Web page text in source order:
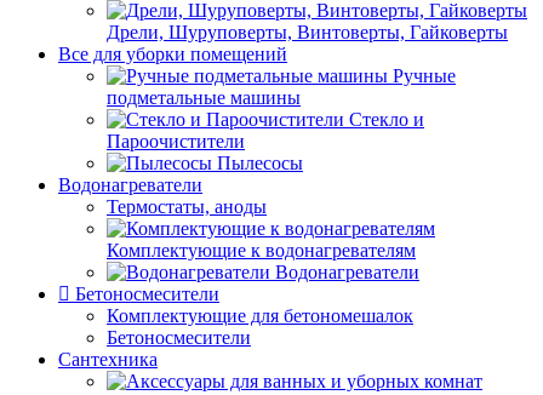
Дрели, Шуруповерты, Винтоверты, Гайковерты
Все для уборки помещений
Ручные
подметальные машины
Стекло и
Пароочистители
Пылесосы
Водонагреватели
Термостаты, аноды
Комплектующие к водонагревателям
Водонагреватели
Бетоносмесители
Комплектующие для бетономешалок
Бетоносмесители
Сантехника